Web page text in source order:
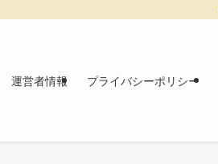
運営者情報 プライバシーポリシー